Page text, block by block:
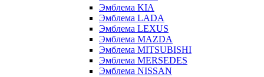
Эмблема KIA
Эмблема LADA
Эмблема LEXUS
Эмблема MAZDA
Эмблема MITSUBISHI
Эмблема MERSEDES
Эмблема NISSAN